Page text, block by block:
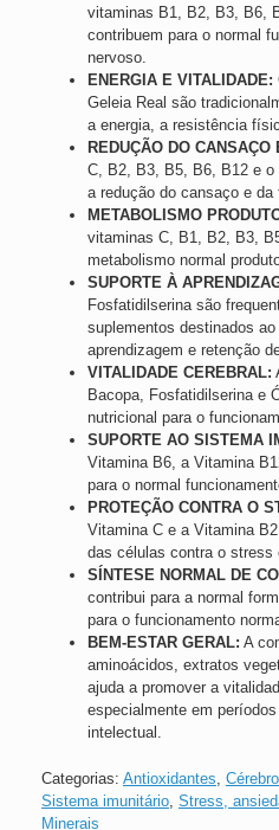
vitaminas B1, B2, B3, B6,
contribuem para o normal
nervoso.
ENERGIA E VITALIDADE:
Geleia Real são
a energia, a resistência
REDUÇÃO DO CANSAÇO
C, B2, B3, B5, B6, B12 e
a redução do cansaço e da
METABOLISMO
vitaminas C, B1, B2, B3,
metabolismo normal
SUPORTE À
Fosfatidilserina são
suplementos destinados
aprendizagem e retenção
VITALIDADE CEREBRAL:
Bacopa, Fosfatidilserina e
nutricional para o
SUPORTE AO SISTEMA
Vitamina B6, a Vitamina
para o normal
PROTEÇÃO CONTRA O
Vitamina C e a Vitamina
das células contra o stress
SÍNTESE NORMAL DE
contribui para a normal
para o funcionamento
BEM-ESTAR GERAL: A
aminoácidos, extratos
ajuda a promover a
especialmente em
intelectual.
Categorias: Antioxidantes
Sistema imunitário Stress,
Minerais